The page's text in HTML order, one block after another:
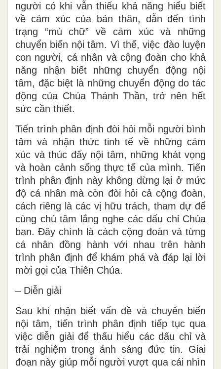
người có khi vẫn thiếu khả năng hiểu biết
về cảm xúc của bản thân, dẫn đến tình
trạng “mù chữ” về cảm xúc và những
chuyển biến nội tâm. Vì thế, việc đào luyện
con người, cá nhân và cộng đoàn cho khả
năng nhận biết những chuyển động nội
tâm, đặc biệt là những chuyển động do tác
động của Chúa Thánh Thần, trở nên hết
sức cần thiết.
Tiến trình phân định đòi hỏi mỗi người bình
tâm và nhận thức tinh tế về những cảm
xúc và thúc đẩy nội tâm, những khát vọng
và hoàn cảnh sống thực tế của mình. Tiến
trình phân định này không dừng lại ở mức
độ cá nhân mà còn đòi hỏi cả cộng đoàn,
cách riêng là các vị hữu trách, tham dự để
cùng chú tâm lắng nghe các dấu chỉ Chúa
ban. Đây chính là cách cộng đoàn và từng
cá nhân đồng hành với nhau trên hành
trình phân định để khám phá và đáp lại lời
mời gọi của Thiên Chúa.
– Diễn giải
Sau khi nhận biết vấn đề và chuyển biến
nội tâm, tiến trình phân định tiếp tục qua
việc diễn giải để thấu hiểu các dấu chỉ và
trải nghiệm trong ánh sáng đức tin. Giai
đoạn này giúp mỗi người vượt qua cái nhìn